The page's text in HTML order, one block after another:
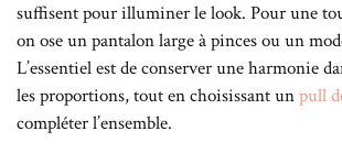
suffisent pour illuminer le look. Pour une
on ose un pantalon large à pinces ou un
L’essentiel est de conserver une harmonie
les proportions, tout en choisissant unpull
compléter l’ensemble.